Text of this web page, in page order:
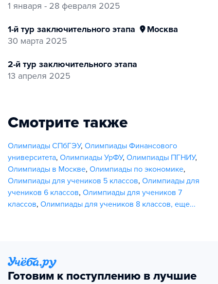
1 января - 28 февраля 2025
1-й тур заключительного этапа
Москва
30 марта 2025
2-й тур заключительного этапа
13 апреля 2025
Смотрите также
Олимпиады СПбГЭУ, Олимпиады Финансового
университета, Олимпиады УрФУ, Олимпиады ПГНИУ,
Олимпиады в Москве, Олимпиады по экономике,
Олимпиады для учеников 5 классов, Олимпиады для
учеников 6 классов, Олимпиады для учеников 7
классов, Олимпиады для учеников 8 классов, еще...
Готовим к поступлению в лучшие